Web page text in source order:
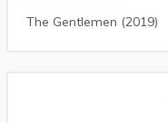
The Gentlemen (2019)